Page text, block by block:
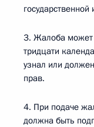
3. Жалоба может
тридцати
узнал или
прав.
4. При подаче
должна быть